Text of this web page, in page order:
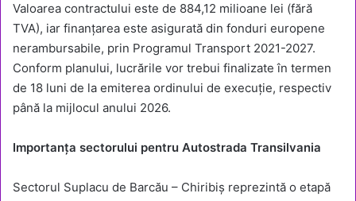
Valoarea contractului este de 884,12 milioane lei (fără
TVA), iar finanțarea este asigurată din fonduri europene
nerambursabile, prin Programul Transport 2021-2027.
Conform planului, lucrările vor trebui finalizate în termen
de 18 luni de la emiterea ordinului de execuție, respectiv
până la mijlocul anului 2026.
Importanța sectorului pentru Autostrada Transilvania
Sectorul Suplacu de Barcău – Chiribiș reprezintă o etapă